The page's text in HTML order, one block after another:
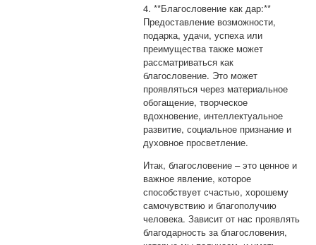
4. **Благословение как дар:**
Предоставление возможности,
подарка, удачи, успеха или
преимущества также может
рассматриваться как
благословение. Это может
проявляться через материальное
обогащение, творческое
вдохновение, интеллектуальное
развитие, социальное признание и
духовное просветление.
Итак, благословение – это ценное и
важное явление, которое
способствует счастью, хорошему
самочувствию и благополучию
человека. Зависит от нас проявлять
благодарность за благословения,